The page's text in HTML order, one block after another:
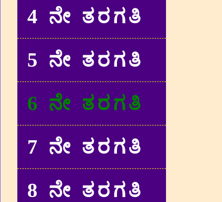
4 ನೇ ತರಗತಿ
5 ನೇ ತರಗತಿ
6 ನೇ ತರಗತಿ
7 ನೇ ತರಗತಿ
8 ನೇ ತರಗತಿ